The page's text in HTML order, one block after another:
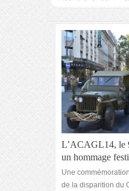
L’ACAGL14, le
un hommage
Une
de la disparition du